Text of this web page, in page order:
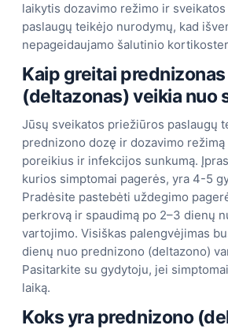
laikytis dozavimo režimo ir
paslaugų teikėjo nurodymų, kad
nepageidaujamo šalutinio
Kaip greitai prednizonas
(deltazonas) veikia nuo
Jūsų sveikatos priežiūros paslaugų
prednizono dozę ir dozavimo režimą
poreikius ir infekcijos sunkumą.
kurios simptomai pagerės, yra 4-5
Pradėsite pastebėti uždegimo
perkrovą ir spaudimą po 2–3 dienų
vartojimo. Visiškas palengvėjimas
dienų nuo prednizono (deltazono)
Pasitarkite su gydytoju, jei
laiką.
Koks yra prednizono